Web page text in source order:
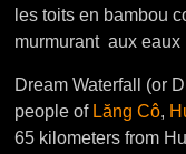
les toits en bambou
murmurant aux eaux
Dream Waterfall (or
people of Lăng Cô,
65 kilometers from